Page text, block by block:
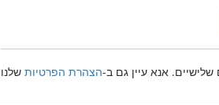
אנא עיין גם ב-הצהרת הפרטיות